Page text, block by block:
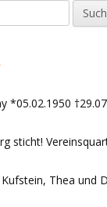
*05.02.1950
sticht!
Thea und